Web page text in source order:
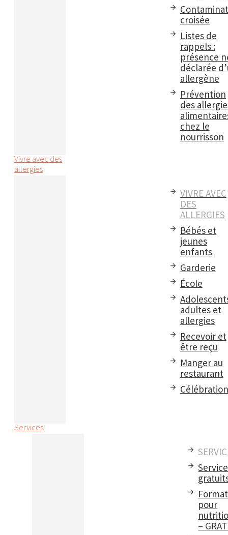
croisée
Listes de
rappels :
présence
déclarée
allergène
Prévention
des
chez le
nourrisson
Vivre avec des
allergies
VIVRE AVEC
DES
ALLERGIES
Bébés et
jeunes
enfants
Garderie
École
adultes et
allergies
Recevoir et
être reçu
Manger au
restaurant
Services
pour
–